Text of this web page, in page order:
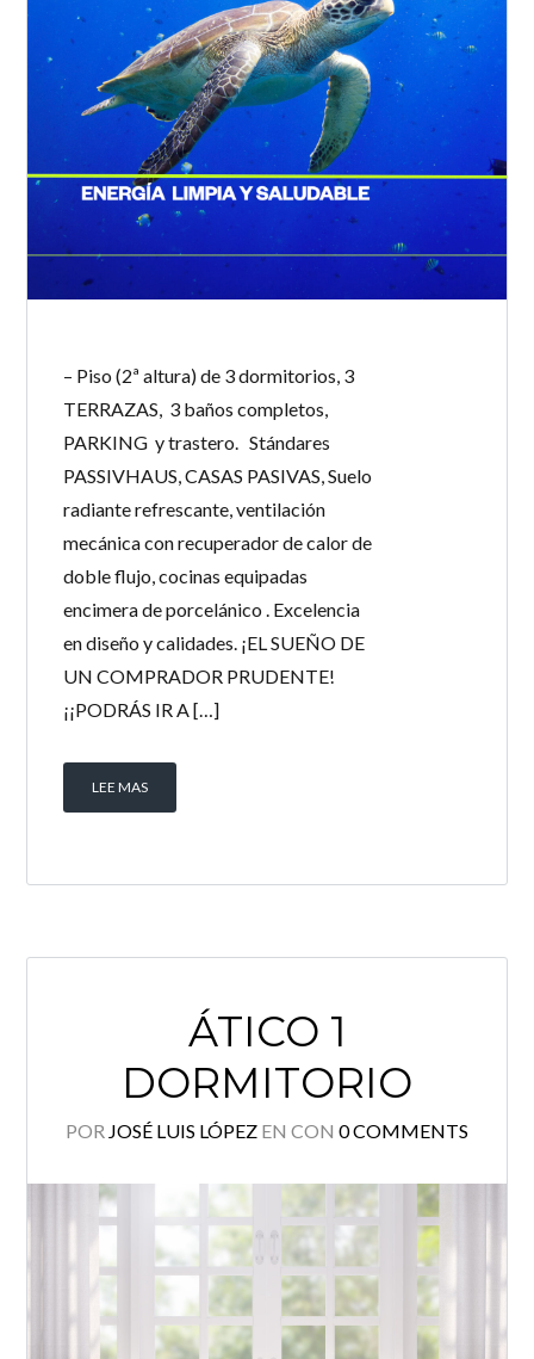
– Piso (2ª altura) de 3 dormitorios, 3
TERRAZAS, 3 baños completos,
PARKING y trastero. Stándares
PASSIVHAUS, CASAS PASIVAS, Suelo
radiante refrescante, ventilación
mecánica con recuperador de calor de
doble flujo, cocinas equipadas
encimera de porcelánico . Excelencia
en diseño y calidades. ¡EL SUEÑO DE
UN COMPRADOR PRUDENTE!
¡¡PODRÁS IR A […]
LEE MAS
ÁTICO 1
DORMITORIO
POR JOSÉ LUIS LÓPEZ EN CON 0 COMMENTS